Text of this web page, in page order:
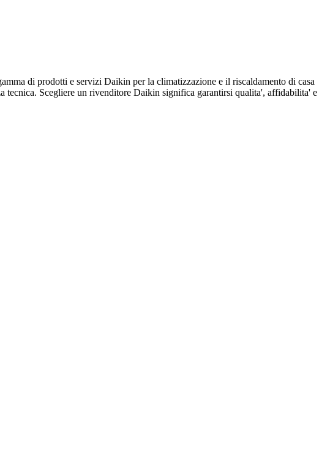
di prodotti e servizi Daikin per la climatizzazione e il riscaldamento di casa
tecnica. Scegliere un rivenditore Daikin significa garantirsi qualita', affidabilita' e